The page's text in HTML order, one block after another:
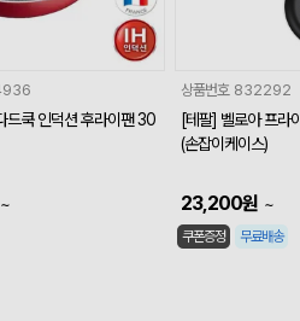
드쿡 인덕션 후라이팬 30
~
상품번호 832292
[테팔] 벨로아 프라
(손잡이케이스)
23,200원 ~
쿠폰증정 무료배송